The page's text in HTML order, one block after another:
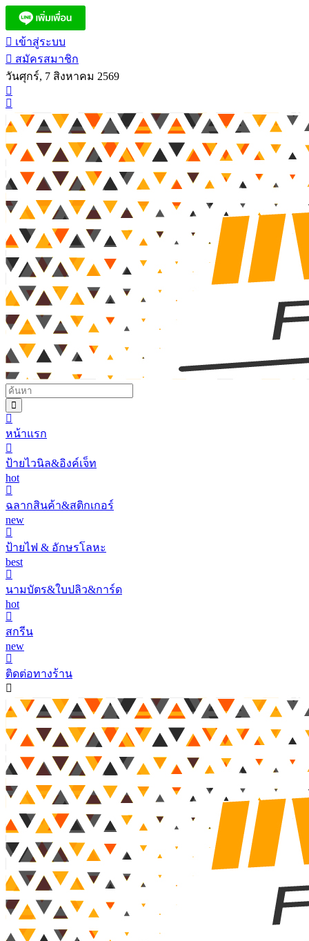
เข้าสู่ระบบ
สมัครสมาชิก
วันศุกร์, 7 สิงหาคม 2569
หน้าแรก
ป้ายไวนิล&อิงค์เจ็ท
hot
ฉลากสินค้า&สติกเกอร์
new
ป้ายไฟ & อักษรโลหะ
best
นามบัตร&ใบปลิว&การ์ด
hot
สกรีน
new
ติดต่อทางร้าน